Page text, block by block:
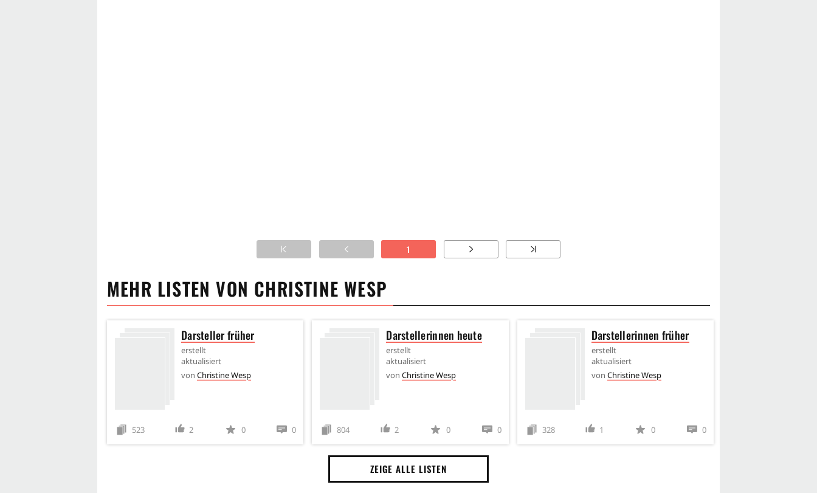
1
MEHR LISTEN VON CHRISTINE WESP
Darsteller früher
erstellt
aktualisiert
von Christine Wesp
523 2 0 0
Darstellerinnen heute
erstellt
aktualisiert
von Christine Wesp
804 2 0 0
Darstellerinnen früher
erstellt
aktualisiert
von Christine Wesp
328 1 0 0
ZEIGE ALLE LISTEN